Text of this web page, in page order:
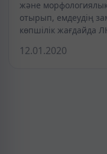
және
отырып, емдеудің
көпшілік жағдайда
12.01.2020